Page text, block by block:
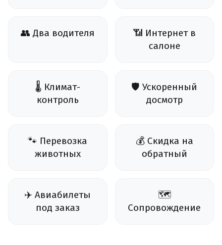
👥 Два водителя
📶 Интернет в
салоне
🌡️ Климат-
контроль
🛡️ Ускоренный
досмотр
🐾 Перевозка
животных
💰 Скидка на
обратный
✈️ Авиабилеты
под заказ
🗺️
Сопровождение